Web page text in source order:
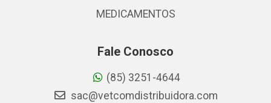
MEDICAMENTOS
Fale Conosco
(85) 3251-4644
sac@vetcomdistribuidora.com